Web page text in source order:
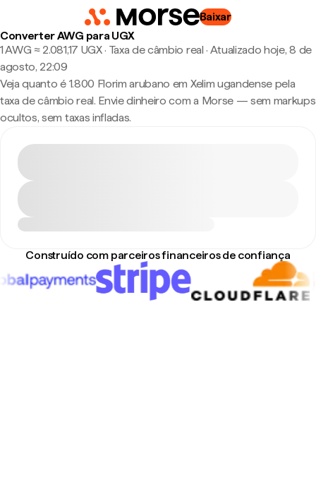
Baixar
Converter AWG para UGX
1 AWG ≈ 2.081,17 UGX · Taxa de câmbio real · Atualizado hoje, 8 de
agosto, 22:09
Veja quanto é 1.800 Florim arubano em Xelim ugandense pela
taxa de câmbio real. Envie dinheiro com a Morse — sem markups
ocultos, sem taxas infladas.
Construído com parceiros financeiros de confiança